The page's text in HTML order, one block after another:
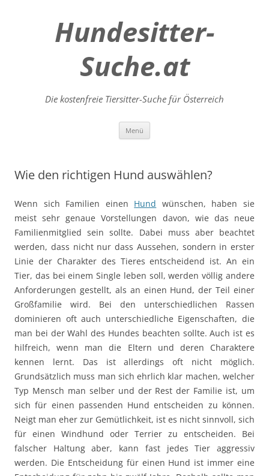
Hundesitter-
Suche.at
Die kostenfreie Tiersitter-Suche für Österreich
Menü
Wie den richtigen Hund auswählen?
Wenn sich Familien einen Hund wünschen, haben sie
meist sehr genaue Vorstellungen davon, wie das neue
Familienmitglied sein sollte. Dabei muss aber beachtet
werden, dass nicht nur dass Aussehen, sondern in erster
Linie der Charakter des Tieres entscheidend ist. An ein
Tier, das bei einem Single leben soll, werden völlig andere
Anforderungen gestellt, als an einen Hund, der Teil einer
Großfamilie wird. Bei den unterschiedlichen Rassen
dominieren oft auch unterschiedliche Eigenschaften, die
man bei der Wahl des Hundes beachten sollte. Auch ist es
hilfreich, wenn man die Eltern und deren Charaktere
kennen lernt. Das ist allerdings oft nicht möglich.
Grundsätzlich muss man sich ehrlich klar machen, welcher
Typ Mensch man selber und der Rest der Familie ist, um
sich für einen passenden Hund entscheiden zu können.
Neigt man eher zur Gemütlichkeit, ist es nicht sinnvoll, sich
für einen Windhund oder Terrier zu entscheiden. Bei
falscher Haltung aber, kann fast jedes Tier aggressiv
werden. Die Entscheidung für einen Hund ist immer eine